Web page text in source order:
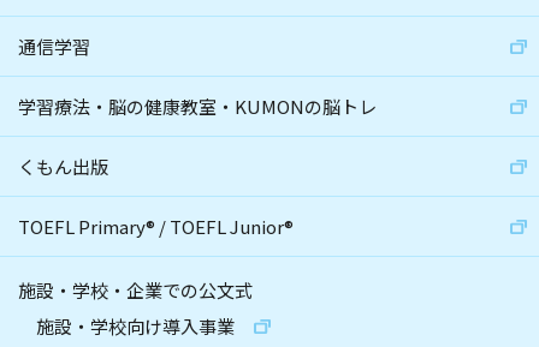
通信学習
学習療法・脳の健康教室・KUMONの脳トレ
くもん出版
TOEFL Primary® /TOEFL Junior®
施設・学校・企業での公文式
施設・学校向け導入事業